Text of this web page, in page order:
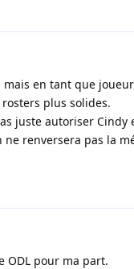
mais en tant que
plus solides.
juste autoriser
ne renversera pas la
ODL pour ma part.